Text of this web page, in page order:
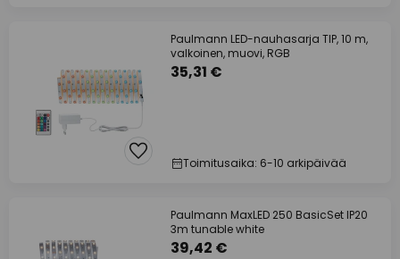
Paulmann LED-nauhasarja TIP, 10 m,
valkoinen, muovi, RGB
35,31 €
Toimitusaika: 6-10 arkipäivää
Paulmann MaxLED 250 BasicSet IP20
3m tunable white
39,42 €